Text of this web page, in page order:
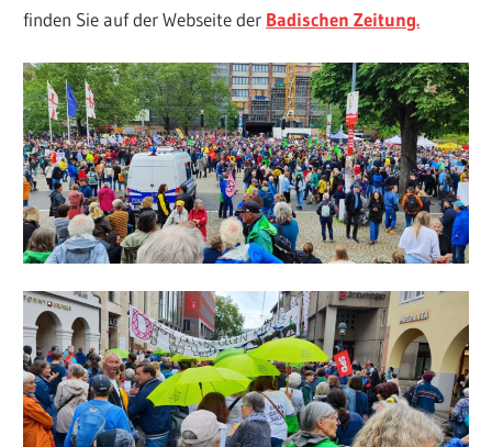
finden Sie auf der Webseite der Badischen Zeitung.